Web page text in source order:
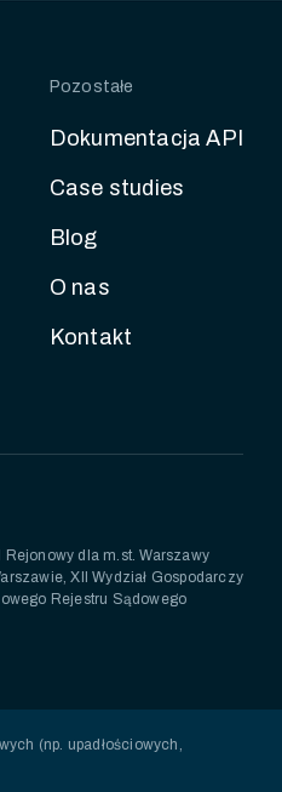
Pozostałe
Dokumentacja API
Case studies
Blog
O nas
Kontakt
Rejonowy dla m.st. Warszawy
XII Wydział Gospodarczy
Rejestru Sądowego
(np. upadłościowych,